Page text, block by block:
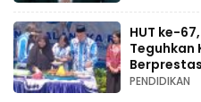
HUT ke-
Teguhkan
PENDIDIKAN